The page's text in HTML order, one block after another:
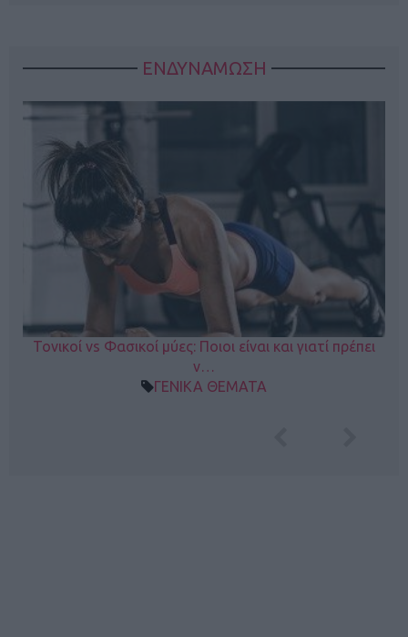
ΕΝΔΥΝΑΜΩΣΗ
Τονικοί vs Φασικοί μύες: Ποιοι είναι και γιατί πρέπει
ν…
ΓΕΝΙΚΑ ΘΕΜΑΤΑ